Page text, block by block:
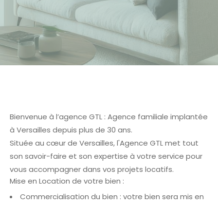
Bienvenue à l’agence GTL : Agence familiale implantée
à Versailles depuis plus de 30 ans.
Située au cœur de Versailles, l'Agence GTL met tout
son savoir-faire et son expertise à votre service pour
vous accompagner dans vos projets locatifs.
Mise en Location de votre bien :
Commercialisation du bien : votre bien sera mis en